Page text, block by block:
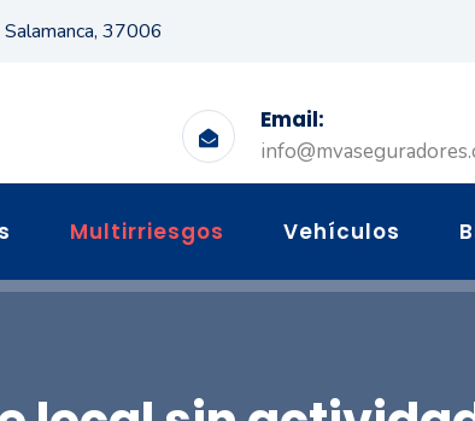
37006
Email:
Multirriesgos Vehículos